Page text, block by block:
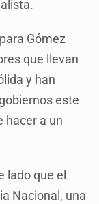
Gómez
que llevan
y han
este
hacer a un
lado que el
Nacional, una